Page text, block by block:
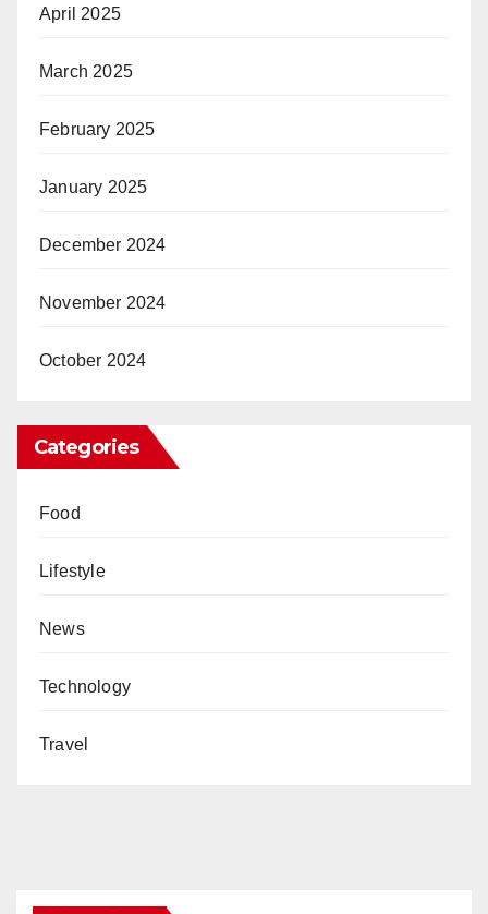
April 2025
March 2025
February 2025
January 2025
December 2024
November 2024
October 2024
Categories
Food
Lifestyle
News
Technology
Travel